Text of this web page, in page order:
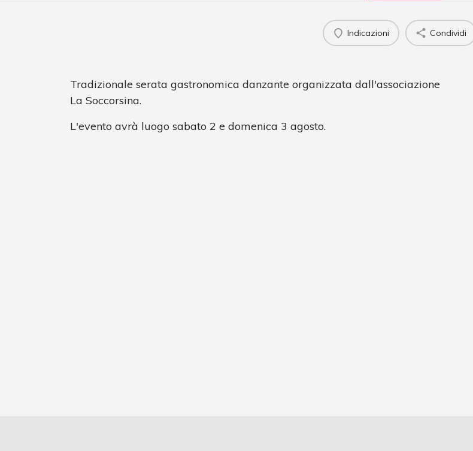
Indicazioni Condividi
Tradizionale serata gastronomica danzante organizzata dall'associazione
La Soccorsina.
L'evento avrà luogo sabato 2 e domenica 3 agosto.